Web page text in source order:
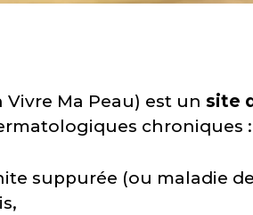
Vivre Ma Peau) est un site
chroniques :
suppurée (ou maladie